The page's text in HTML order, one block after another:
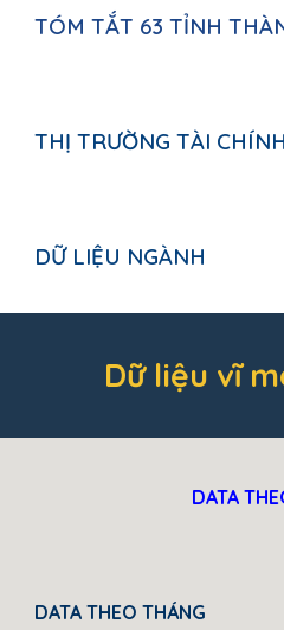
TÓM TẮT 63 TỈNH
THỊ TRƯỜNG TÀI CHÍNH
DỮ LIỆU NGÀNH
Dữ liệu vĩ
DATA
DATA THEO THÁNG